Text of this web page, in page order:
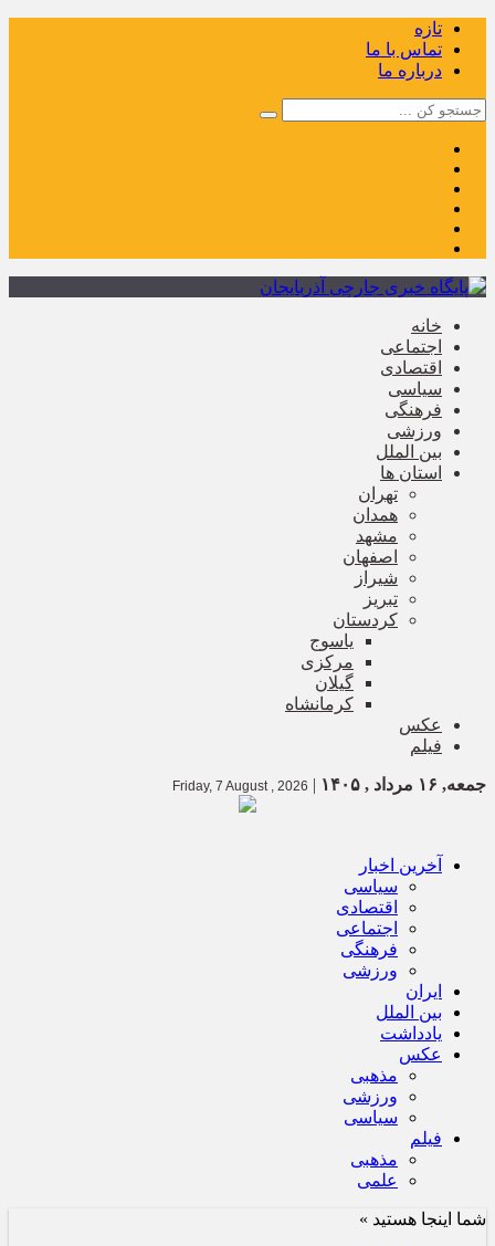
تازه
تماس با ما
درباره ما
خانه
اجتماعی
اقتصادی
سیاسی
فرهنگی
ورزشی
بین الملل
استان ها
تهران
همدان
مشهد
اصفهان
شیراز
تبریز
کردستان
یاسوج
مرکزی
گیلان
کرمانشاه
عکس
فیلم
جمعه, ۱۶ مرداد , ۱۴۰۵ |
Friday, 7 August , 2026
آخرین اخبار
سیاسی
اقتصادی
اجتماعی
فرهنگی
ورزشی
ایران
بین الملل
یادداشت
عکس
مذهبی
ورزشی
سیاسی
فیلم
مذهبی
علمی
شما اینجا هستید »